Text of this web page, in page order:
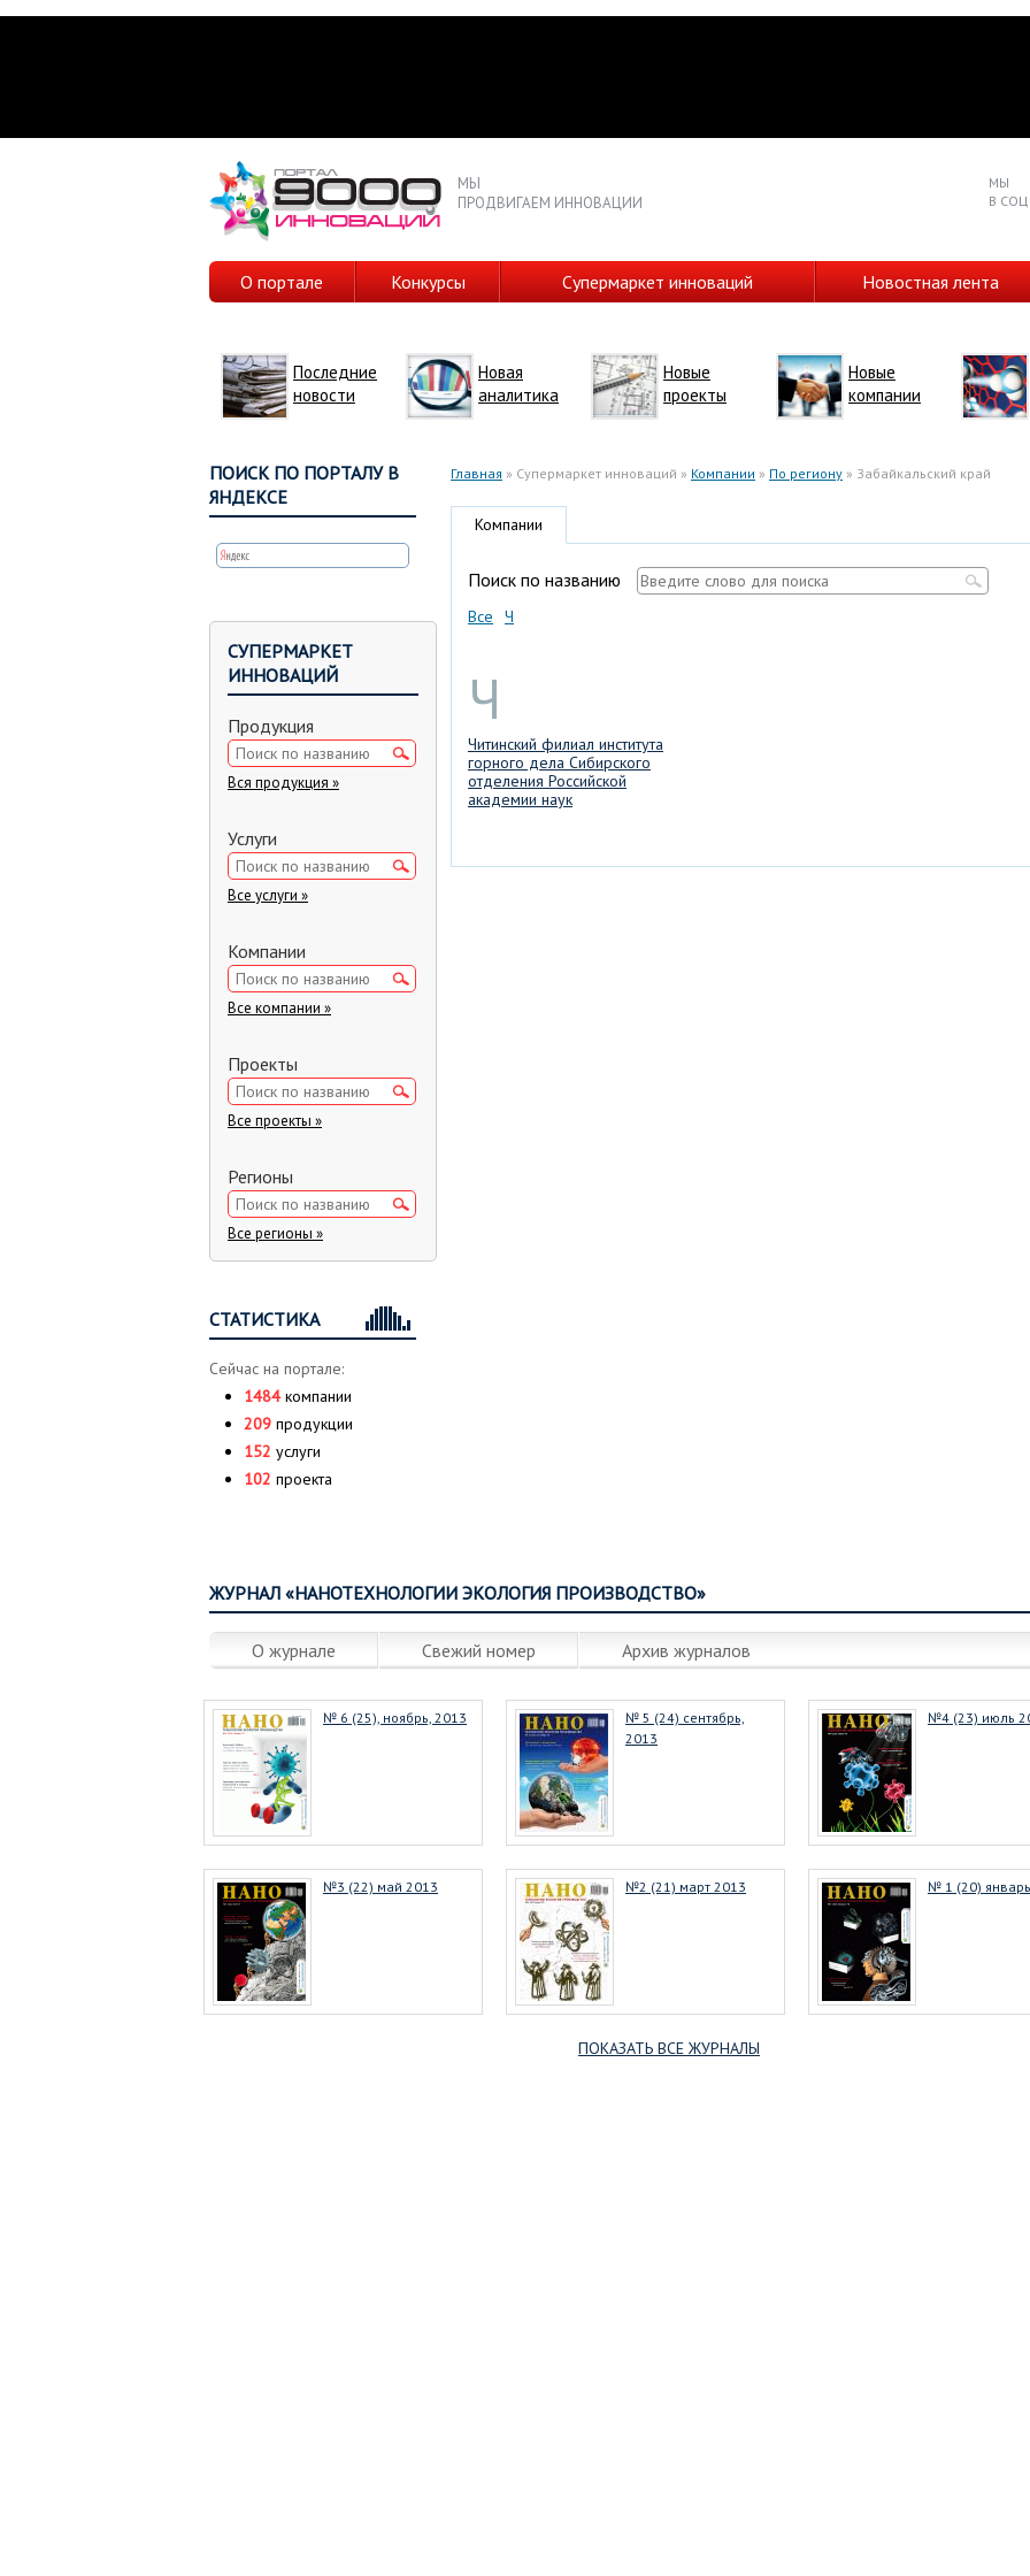
МЫ
ПРОДВИГАЕМ ИННОВАЦИИ
МЫ
В
О портале Конкурсы Супермаркет инноваций Новостная лента
Последние
новости
Новая
аналитика
Новые
проекты
Новые
компании
Вы здесь
Главная » Супермаркет инноваций » Компании » По региону » Забайкальский край
Компании
Поиск по названию
Все Ч
Ч
Читинский филиал института
горного дела Сибирского
отделения Российской
академии наук
ПОИСК ПО ПОРТАЛУ В
ЯНДЕКСЕ
СУПЕРМАРКЕТ
ИННОВАЦИЙ
Продукция
Вся продукция »
Услуги
Все услуги »
Компании
Все компании »
Проекты
Все проекты »
Регионы
Все регионы »
СТАТИСТИКА
Сейчас на портале:
1484компании
209 продукции
152 услуги
102 проекта
ЖУРНАЛ «НАНОТЕХНОЛОГИИ ЭКОЛОГИЯ ПРОИЗВОДСТВО»
О журнале Свежий номер Архив журналов
№ 6 (25), ноябрь, 2013
№ 5 (24) сентябрь,
2013
№4 (23) июль
№3 (22) май 2013 №2 (21) март 2013 № 1 (20)
ПОКАЗАТЬ ВСЕ ЖУРНАЛЫ